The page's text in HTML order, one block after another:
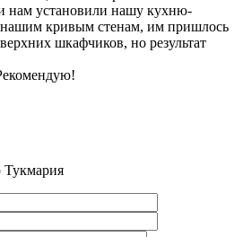
нам установили нашу кухню-
нашим кривым стенам, им пришлось
шкафчиков, но результат
Тукмария